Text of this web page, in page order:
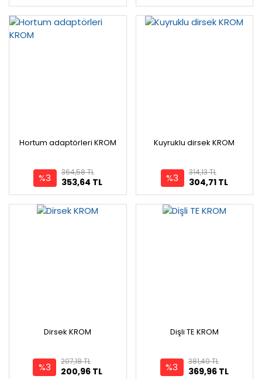
Hortum adaptörleri KROM
%3 353,64 TL
364,58 TL
Kuyruklu dirsek KROM
%3 304,71 TL
314,13 TL
Dirsek KROM
%3 200,96 TL
207,18 TL
Dişli TE KROM
%3 369,96 TL
381,40 TL